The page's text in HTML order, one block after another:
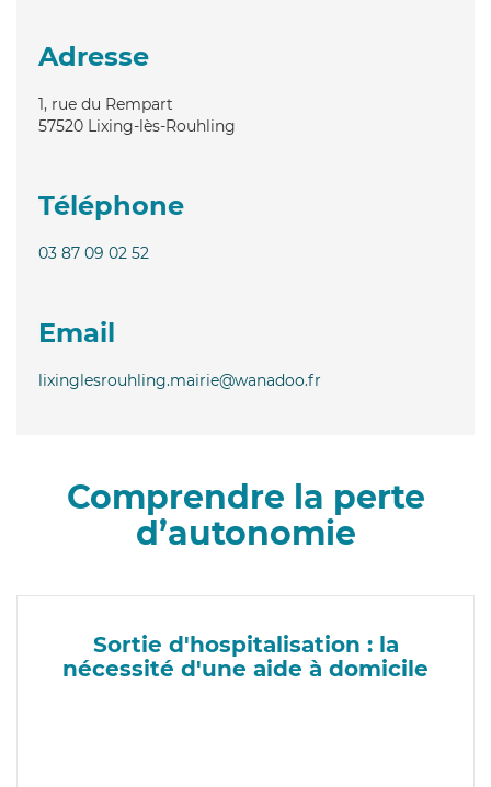
Adresse
1, rue du Rempart
57520 Lixing-lès-Rouhling
Téléphone
03 87 09 02 52
Email
lixinglesrouhling.mairie@wanadoo.fr
Comprendre la perte
d’autonomie
Sortie d'hospitalisation : la
nécessité d'une aide à domicile